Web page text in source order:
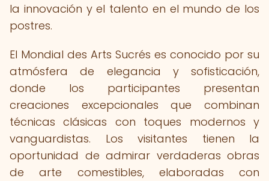
la innovación y el talento en el mundo de los
postres.
El Mondial des Arts Sucrés es conocido por su
atmósfera de elegancia y sofisticación,
donde los participantes presentan
creaciones excepcionales que combinan
técnicas clásicas con toques modernos y
vanguardistas. Los visitantes tienen la
oportunidad de admirar verdaderas obras
de arte comestibles, elaboradas con